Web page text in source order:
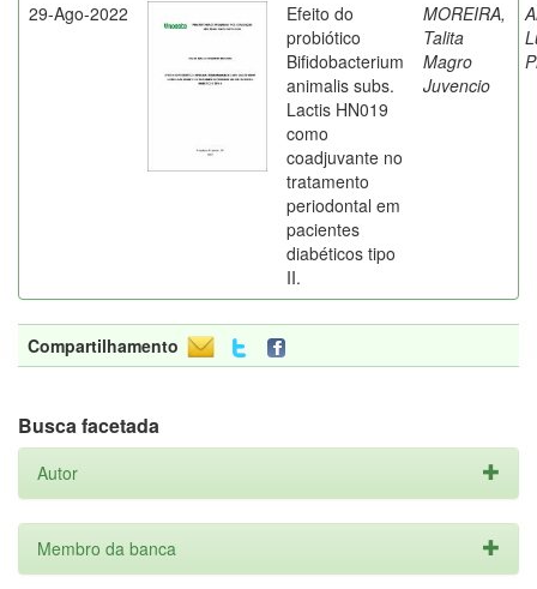
29-Ago-2022
Efeito do
probiótico
Bifidobacterium
animalis subs.
Lactis HN019
como
coadjuvante no
tratamento
periodontal em
pacientes
diabéticos tipo
II.
MOREIRA,
Talita
Magro
Juvencio
Compartilhamento
Busca facetada
Autor
Membro da banca